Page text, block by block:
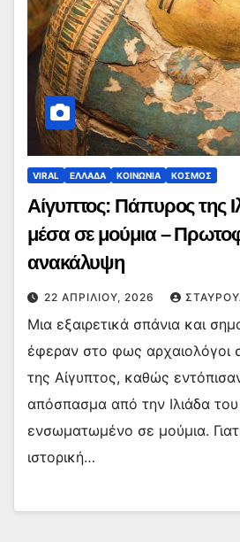
VIRAL ΕΛΛΑΔΑ ΚΟΙΝΩΝΙΑ ΚΟΣΜΟΣ
Αίγυπτος: Πάπυρος της
μέσα σε μούμια –
ανακάλυψη
22 ΑΠΡΙΛΊΟΥ, 2026
Μια εξαιρετικά σπάνια και
έφεραν στο φως αρχαιολόγοι
της Αίγυπτος, καθώς
απόσπασμα από την Ιλιάδα
ενσωματωμένο σε μούμια.
ιστορική…